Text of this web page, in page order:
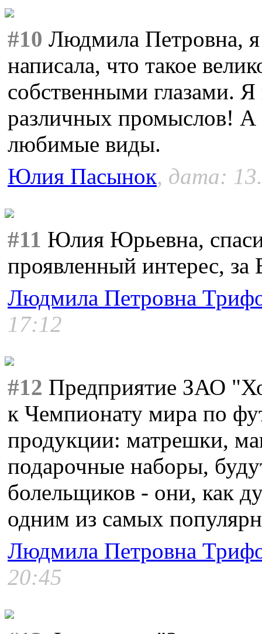
#10 Людмила Петровна,
написала, что такое
собственными глазами.
различных промыслов! А
любимые виды.
Юлия Пасынок, дата:
#11 Юлия Юрьевна,
проявленный интерес,
Людмила Петровна
17:12
#12 Предприятие ЗАО
к Чемпионату мира по
продукции: матрешки,
подарочные наборы,
болельщиков - они, как
одним из самых
Людмила Петровна
20:45